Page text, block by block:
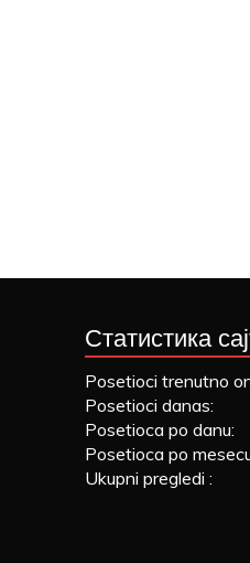
Статистика
Posetioci trenutno
Posetioci danas:
Posetioca po danu:
Posetioca po
Ukupni pregledi :